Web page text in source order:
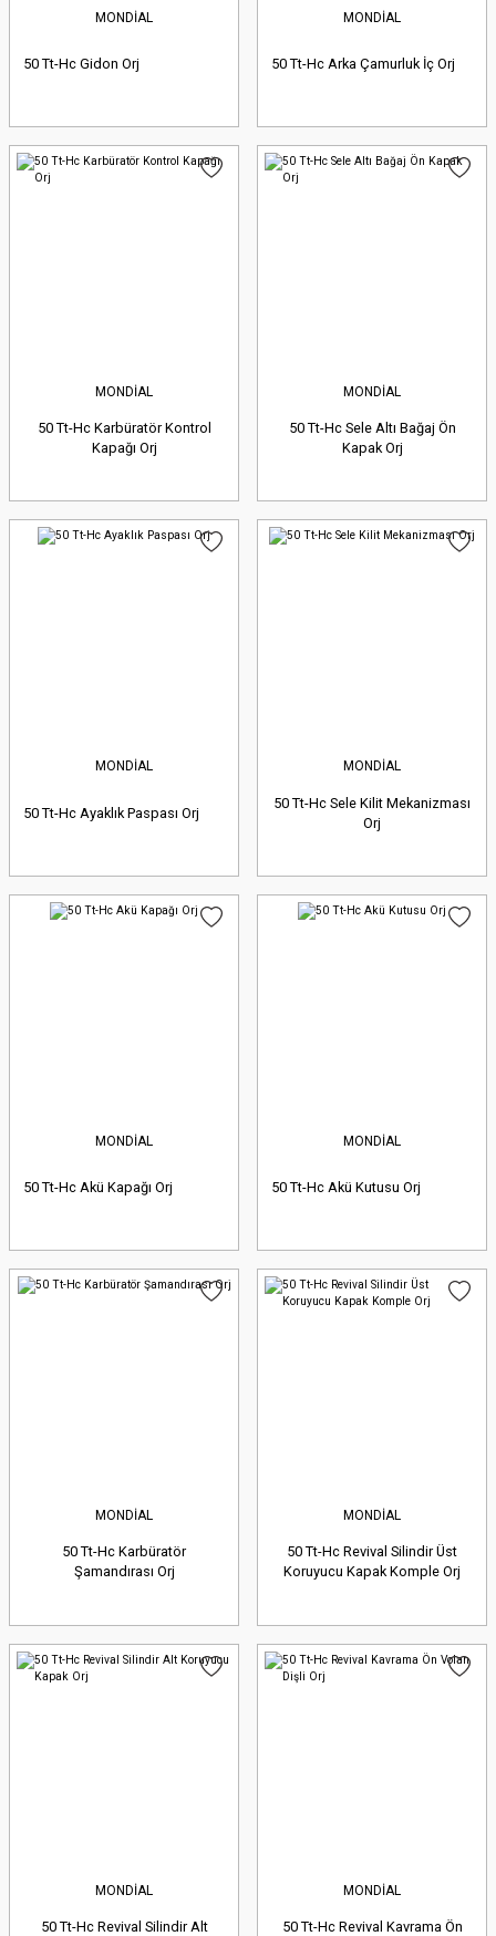
MONDİAL
50 Tt-Hc Gidon Orj
MONDİAL
50 Tt-Hc Arka Çamurluk İç Orj
MONDİAL
50 Tt-Hc Karbüratör Kontrol
Kapağı Orj
MONDİAL
50 Tt-Hc Sele Altı Bağaj Ön
Kapak Orj
MONDİAL
50 Tt-Hc Ayaklık Paspası Orj
MONDİAL
50 Tt-Hc Sele Kilit Mekanizması
Orj
MONDİAL
50 Tt-Hc Akü Kapağı Orj
MONDİAL
50 Tt-Hc Akü Kutusu Orj
MONDİAL
50 Tt-Hc Karbüratör
Şamandırası Orj
MONDİAL
50 Tt-Hc Revival Silindir Üst
Koruyucu Kapak Komple Orj
MONDİAL
50 Tt-Hc Revival Silindir Alt
MONDİAL
50 Tt-Hc Revival Kavrama Ön